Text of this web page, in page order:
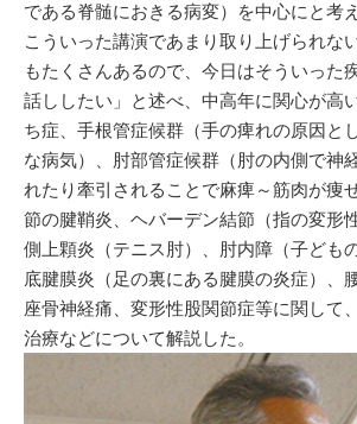
である脊髄におきる病変）を中心にと考
こういった講演であまり取り上げられな
もたくさんあるので、今日はそういった
話ししたい」と述べ、中高年に関心が高
ち症、手根管症候群（手の痺れの原因と
な病気）、肘部管症候群（肘の内側で神
れたり牽引されることで麻痺～筋肉が痩
節の腱鞘炎、ヘバーデン結節（指の変形
側上顆炎（テニス肘）、肘内障（子ども
底腱膜炎（足の裏にある腱膜の炎症）、
座骨神経痛、変形性股関節症等に関して
治療などについて解説した。